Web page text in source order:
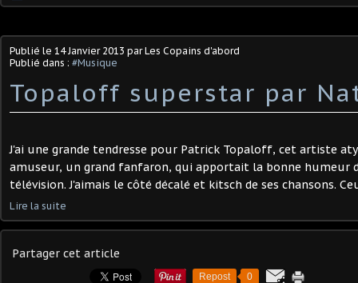
Publié le 14 Janvier 2013 par Les Copains d'abord
Publié dans : #Musique
Topaloff superstar par
J'ai une grande tendresse pour Patrick Topaloff, cet artiste
amuseur, un grand fanfaron, qui apportait la bonne humeur
télévision. J'aimais le côté décalé et kitsch de ses chansons.
Lire la suite
Partager cet article
Repost 0